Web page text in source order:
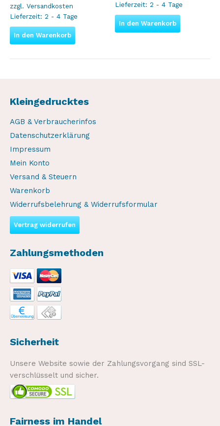
zzgl. Versandkosten
Lieferzeit: 2 - 4 Tage
In den Warenkorb
Lieferzeit: 2 - 4 Tage
In den Warenkorb
Kleingedrucktes
AGB & Verbraucherinfos
Datenschutzerklärung
Impressum
Mein Konto
Versand & Steuern
Warenkorb
Widerrufsbelehrung & Widerrufsformular
Vertrag widerrufen
Zahlungsmethoden
Sicherheit
Unsere Website sowie der Zahlungsvorgang sind SSL-
verschlüsselt und sicher.
Fairness im Handel